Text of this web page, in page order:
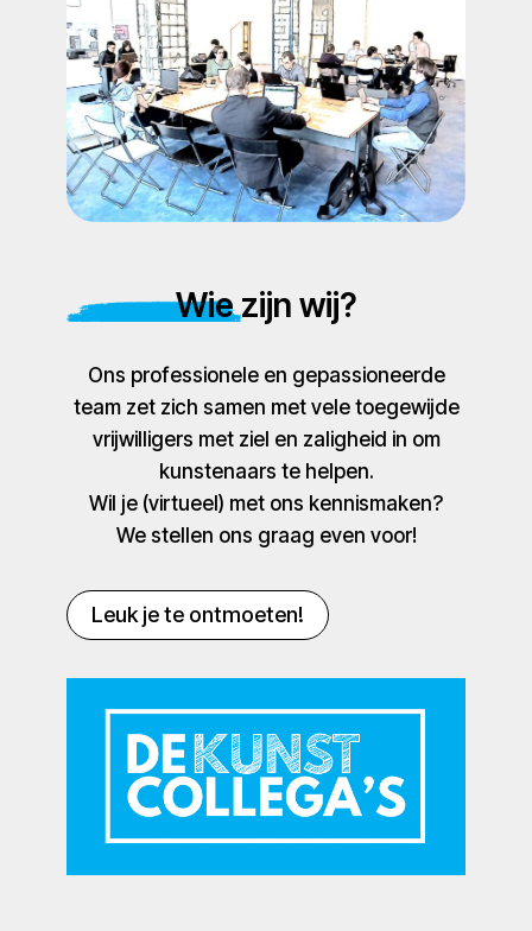
Wie zijn wij?
Ons professionele en gepassioneerde
team zet zich samen met vele toegewijde
vrijwilligers met ziel en zaligheid in om
kunstenaars te helpen.
Wil je (virtueel) met ons kennismaken?
We stellen ons graag even voor!
Leuk je te ontmoeten!